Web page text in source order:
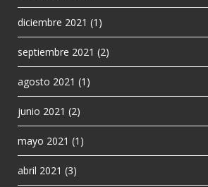
diciembre 2021 (1)
septiembre 2021 (2)
agosto 2021 (1)
junio 2021 (2)
mayo 2021 (1)
abril 2021 (3)